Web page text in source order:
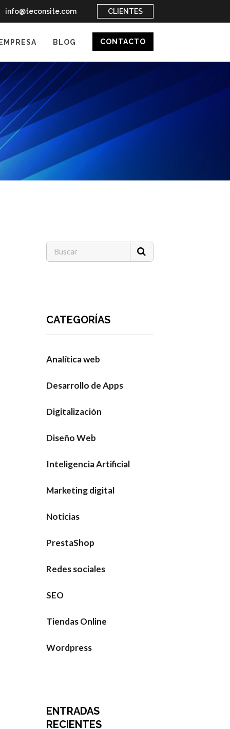
info@teconsite.com CLIENTES
BLOG CONTACTO
CATEGORÍAS
Analítica web
Desarrollo de Apps
Digitalización
Diseño Web
Inteligencia Artificial
Marketing digital
Noticias
PrestaShop
Redes sociales
SEO
Tiendas Online
Wordpress
ENTRADAS
RECIENTES